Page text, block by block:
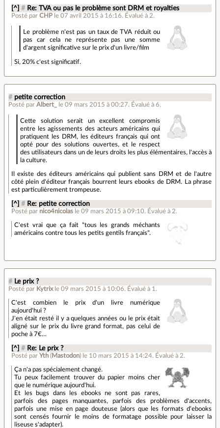
[^] # Re: TVA ou pas le problème sont DRM et royalties
Posté parCHP le 07 avril 2015 à 16:16. Évalué à2.
Le problème n'est pas un taux de TVA réduit ou
pas car cela ne représente pas une somme
d'argent significative sur le prix d'un livre/film
Si, 20% c'est significatif.
# petite correction
Posté par Albert_ le 09 mars 2015 à 00:27. Évalué à 6.
Cette solution serait un excellent compromis
entre les agissements des acteurs américains qui
pratiquent les DRM, les éditeurs français qui ont
opté pour des solutions ouvertes, et le respect
des utilisateurs dans un de leurs droits les plus élémentaires, l'accès à
la culture.
Il existe des éditeurs américains qui publient sans DRM et de l'autre
côté plein d'éditeur français bourrent leurs ebooks de DRM. La phrase
est particulièrement trompeuse.
[^] # Re: petite correction
Posté par nico4nicolas le 09 mars 2015 à 09:10. Évalué à 2.
C'est vrai que ça fait "tous les grands méchants
américains contre tous les petits gentils français".
# Le prix ?
Posté par Kytrix le 09 mars 2015 à 10:06. Évalué à 1 .
C'est combien le prix d'un livre numérique
aujourd'hui ?
J'en était resté il y a quelques années ou le prix était
aligné sur le prix du livre grand format, pas celui de
poche à 7€…
[^] # Re: Le prix ?
Posté parYth ( Mastodon) le 10 mars 2015 à 14:24. Évalué à 2.
Ça n'a pas spécialement changé.
Tu peux facilement trouver du papier moins cher
que le numérique aujourd'hui.
Et les bugs dans les ebooks ne sont pas rares,
parfois des pages manquantes, parfois des problèmes d'accents,
parfois une mise en page douteuse (alors que les formats d'ebooks
sont censés fournir le moins de formatage possible pour laisser la
liseuse s'adapter).